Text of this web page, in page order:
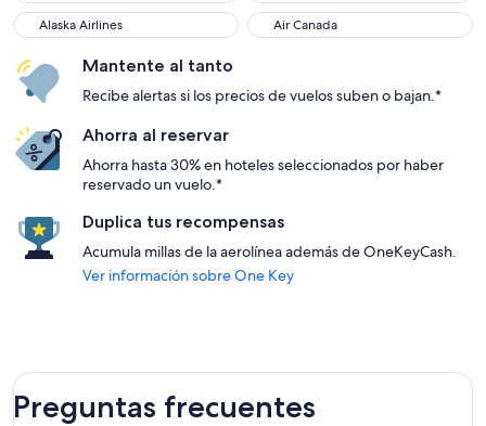
Alaska Airlines
Alaska Airlines Air Canada
Air Canada
Mantente al tanto
Recibe alertas si los precios de vuelos suben o bajan.*
Ahorra al reservar
Ahorra hasta 30% en hoteles seleccionados por haber
reservado un vuelo.*
Duplica tus recompensas
Acumula millas de la aerolínea además de OneKeyCash.
Ver información sobre One Key
Preguntas frecuentes